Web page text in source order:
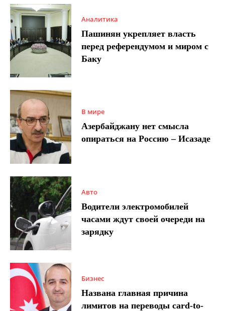
Аналитика
Пашинян укрепляет власть
перед референдумом и миром с
Баку
В мире
Азербайджану нет смысла
опираться на Россию – Исазаде
Авто
Водители электромобилей
часами ждут своей очереди на
зарядку
Бизнес
Названа главная причина
лимитов на переводы card-to-